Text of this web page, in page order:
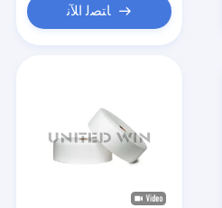
ﺎﺘﺼﻟ ﺍﻶﻧ